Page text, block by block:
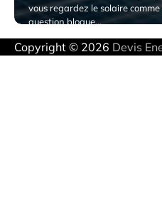
vous regardez le solaire
question bloque…
Copyright © 2026 Devis